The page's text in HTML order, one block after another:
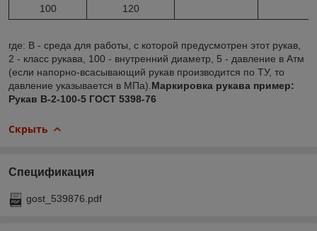
100
120
где: В - среда для работы, с которой предусмотрен этот рукав,
2 - класс рукава, 100 - внутренний диаметр, 5 - давление в Атм
(если напорно-всасывающий рукав производится по ТУ, то
давление указывается в МПа). Маркировка рукава пример:
Рукав В-2-100-5 ГОСТ 5398-76
Скрыть
Спецификация
gost_539876.pdf